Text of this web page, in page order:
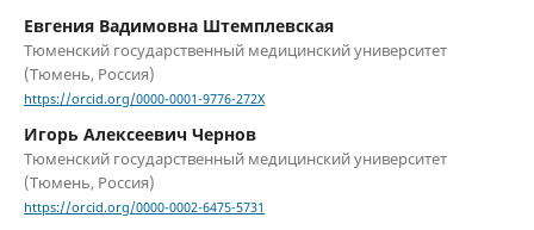
Евгения Вадимовна Штемплевская
Тюменский государственный медицинский университет
(Тюмень, Россия)
https://orcid.org/0000-0001-9776-272X
Игорь Алексеевич Чернов
Тюменский государственный медицинский университет
(Тюмень, Россия)
https://orcid.org/0000-0002-6475-5731